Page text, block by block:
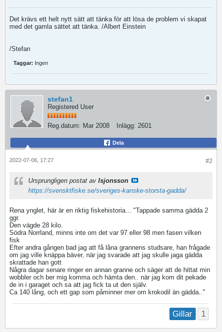
Det krävs ett helt nytt sätt att tänka för att lösa de problem vi skapat
med det gamla sättet att tänka. /Albert Einstein
/Stefan
Taggar: Ingen
stefan1
Registered User
Reg.datum: Mar 2008 Inlägg: 2601
Dela
#2
2022-07-06, 17:27
Ursprungligen postat av lsjonsson
https://svensktfiske.se/sveriges-kanske-storsta-gadda/
Rena ynglet, här är en riktig fiskehistoria... "Tappade samma gädda 2
ggr.
Den vägde 28 kilo.
Södra Norrland, minns inte om det var 97 eller 98 men fasen vilken
fisk
Efter andra gången bad jag att få låna grannens studsare, han frågade
om jag ville knäppa bäver, när jag svarade att jag skulle jaga gädda
skrattade han gott
Några dagar senare ringer en annan granne och säger att de hittat min
wobbler och ber mig komma och hämta den.. när jag kom dit pekade
de in i garaget och sa att jag fick ta ut den själv.
Ca 140 lång, och ett gap som påminner mer om krokodil än gädda.."
Gillar 1